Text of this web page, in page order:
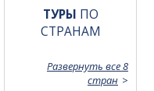
ТУРЫ ПО
СТРАНАМ
Развернуть все 8
стран